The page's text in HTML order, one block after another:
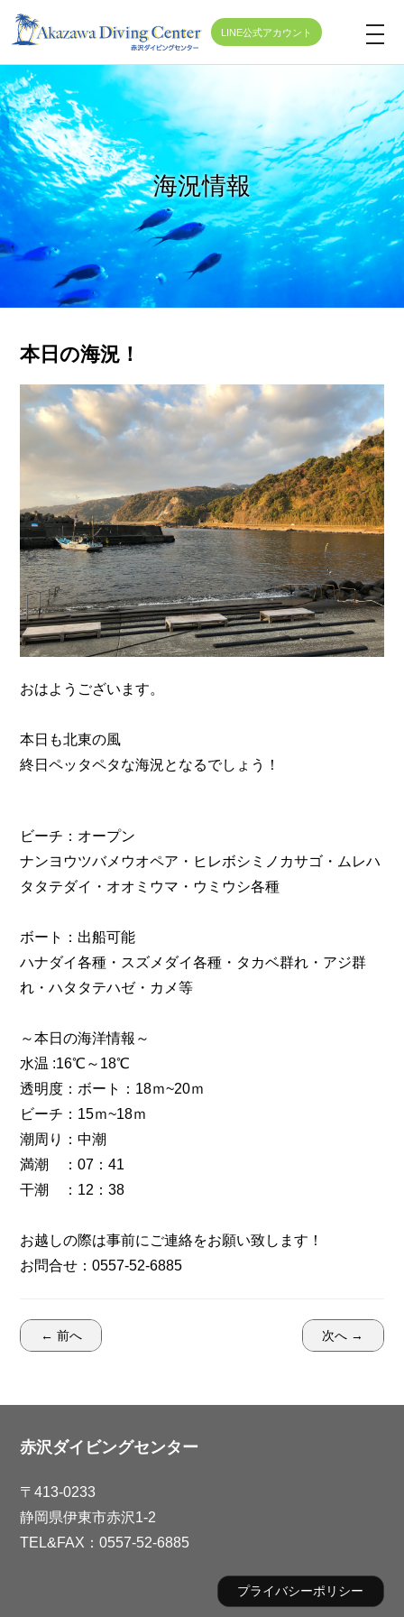
LINE公式アカウント
t
o
g
e
n
a
v
o
n
海況情報
本日の海況！
おはようございます。
本日も北東の風
終日ペッタペタな海況となるでしょう！
ビーチ：オープン
ナンヨウツバメウオペア・ヒレボシミノカサゴ・ムレハ
タタテダイ・オオミウマ・ウミウシ各種
ボート：出船可能
ハナダイ各種・スズメダイ各種・タカベ群れ・アジ群
れ・ハタタテハゼ・カメ等
～本日の海洋情報～
水温 :16℃～18℃
透明度：ボート：18ｍ~20ｍ
ビーチ：15ｍ~18ｍ
潮周り：中潮
満潮 ：07：41
干潮 ：12：38
お越しの際は事前にご連絡をお願い致します！
お問合せ：0557-52-6885
← 前へ 次へ →
赤沢ダイビングセンター
〒413-0233
静岡県伊東市赤沢1-2
TEL&FAX：0557-52-6885
プライバシーポリシー